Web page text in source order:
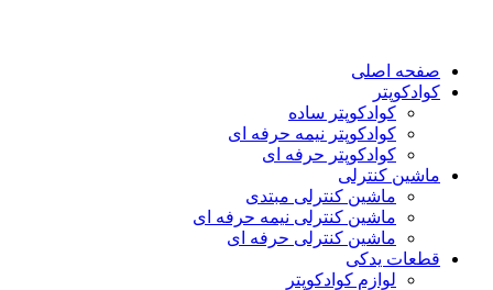
صفحه اصلی
کوادکوپتر
کوادکوپتر ساده
کوادکوپتر نیمه حرفه ای
کوادکوپتر حرفه ای
ماشین کنترلی
ماشین کنترلی مبتدی
ماشین کنترلی نیمه حرفه ای
ماشین کنترلی حرفه ای
قطعات یدکی
لوازم کوادکوپتر